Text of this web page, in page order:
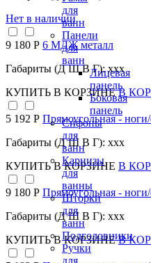
для
ванн
Панели
для
ванн
Лицевая
панель
Боковая
панель
Сифоны
для
ванн
Карнизы
для
ванны
Шторки
для
ванн
Подголовники
Ручки
Нет в наличии
9 180 Р 6 МДЖ металл
Габариты (Д Ш В Г): xxx
КУПИТЬ В КОРЗИНЕ В
5 192 Р Прямоугольная -
Габариты (Д Ш В Г): xxx
КУПИТЬ В КОРЗИНЕ В
9 180 Р Прямоугольная -
Габариты (Д Ш В Г): xxx
КУПИТЬ В КОРЗИНЕ В